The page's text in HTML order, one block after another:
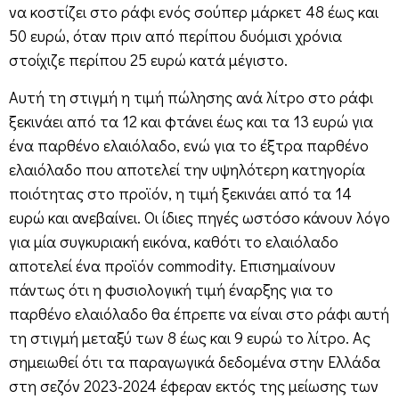
να κοστίζει στο ράφι ενός σούπερ μάρκετ 48 έως και
50 ευρώ, όταν πριν από περίπου δυόμισι χρόνια
στοίχιζε περίπου 25 ευρώ κατά μέγιστο.
Αυτή τη στιγμή η τιμή πώλησης ανά λίτρο στο ράφι
ξεκινάει από τα 12 και φτάνει έως και τα 13 ευρώ για
ένα παρθένο ελαιόλαδο, ενώ για το έξτρα παρθένο
ελαιόλαδο που αποτελεί την υψηλότερη κατηγορία
ποιότητας στο προϊόν, η τιμή ξεκινάει από τα 14
ευρώ και ανεβαίνει. Οι ίδιες πηγές ωστόσο κάνουν λόγο
για μία συγκυριακή εικόνα, καθότι το ελαιόλαδο
αποτελεί ένα προϊόν commodity. Επισημαίνουν
πάντως ότι η φυσιολογική τιμή έναρξης για το
παρθένο ελαιόλαδο θα έπρεπε να είναι στο ράφι αυτή
τη στιγμή μεταξύ των 8 έως και 9 ευρώ το λίτρο. Ας
σημειωθεί ότι τα παραγωγικά δεδομένα στην Ελλάδα
στη σεζόν 2023-2024 έφεραν εκτός της μείωσης των